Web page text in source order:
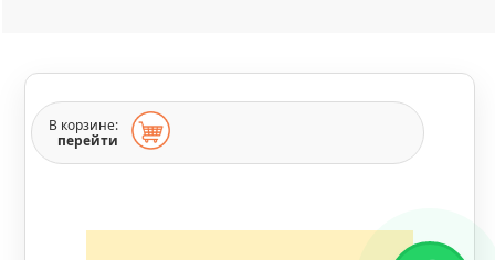
В корзине:
перейти